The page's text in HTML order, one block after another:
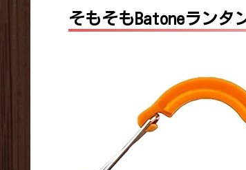
そもそもBatoneランタ